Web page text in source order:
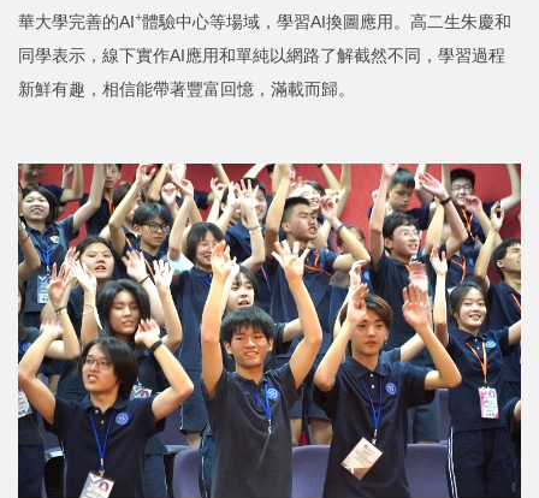
華大學完善的AI+體驗中心等場域，學習AI換圖應用。高二生朱慶和
同學表示，線下實作AI應用和單純以網路了解截然不同，學習過程
新鮮有趣，相信能帶著豐富回憶，滿載而歸。